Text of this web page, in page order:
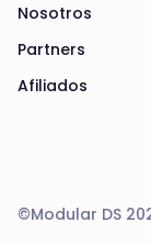
Nosotros
Partners
Afiliados
©Modular DS